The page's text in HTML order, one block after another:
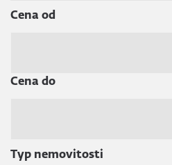
Cena od
Cena do
Typ nemovitosti